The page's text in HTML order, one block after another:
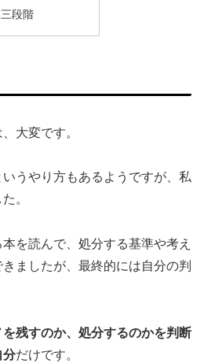
段階
大変です。
うやり方もあるようですが、私
。
を読んで、処分する基準や考え
ましたが、最終的には自分の判
残すのか、処分するのかを判断
分だけです。